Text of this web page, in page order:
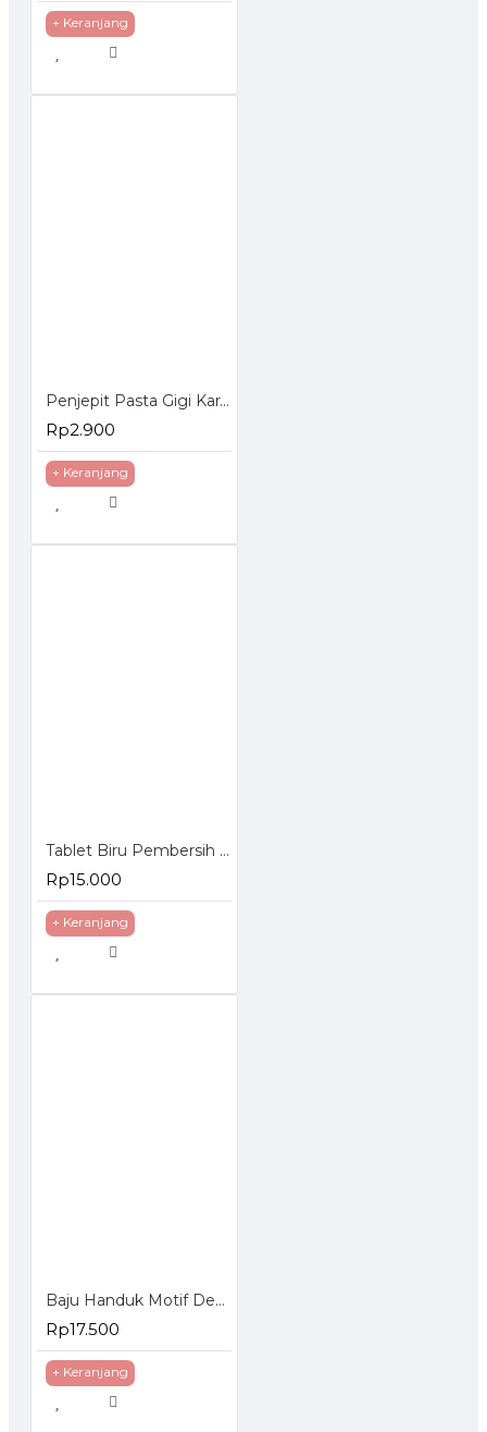
+ Keranjang
Penjepit Pasta Gigi Karakter - Tooth Paste Holder
Rp2.900
+ Keranjang
Tablet Biru Pembersih Kloset Sabun Pembersih Toilet 1 Pack isi 10 Pcs
Rp15.000
+ Keranjang
Baju Handuk Motif Dewasa - Wearable Bath Towel
Rp17.500
+ Keranjang